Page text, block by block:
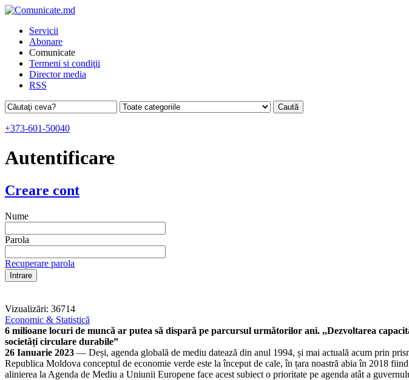
Servicii
Abonare
Comunicate
Termeni si condiţii
Director media
RSS
+373-601-50040
Autentificare
Creare cont
Nume
Parola
Recuperare parola
Vizualizări: 36714
Economic & Statistică
6 milioane locuri de muncă ar putea să dispară pe parcursul următorilor ani. ,,Dezvoltarea
societăți circulare durabile”
26 Ianuarie 2023 — Deși, agenda globală de mediu datează din anul 1994, și mai actuală acum prin
Republica Moldova conceptul de economie verde este la început de cale, în țara noastră abia în 2018
alinierea la Agenda de Mediu a Uniunii Europene face acest subiect o prioritate pe agenda atât a